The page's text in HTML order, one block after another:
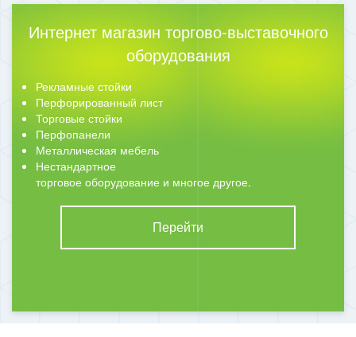
Интернет магазин торгово-выставочного
оборудования
Рекламные стойки
Перфорированный лист
Торговые стойки
Перфопанели
Металлическая мебель
Нестандартное
торговое оборудование и многое другое.
Перейти